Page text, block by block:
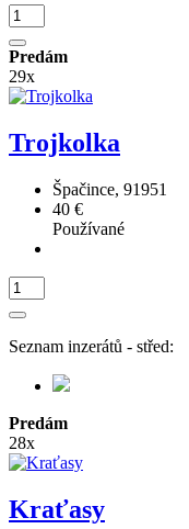
Predám
29x
Trojkolka
Špačince, 91951
40 €
Používané
Seznam inzerátů - střed:
Predám
28x
Kraťasy